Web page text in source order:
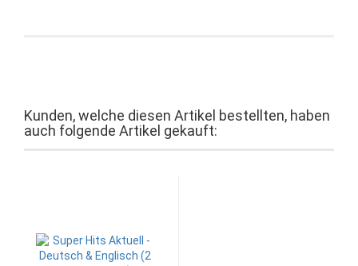
Kunden, welche diesen Artikel bestellten, haben
auch folgende Artikel gekauft: